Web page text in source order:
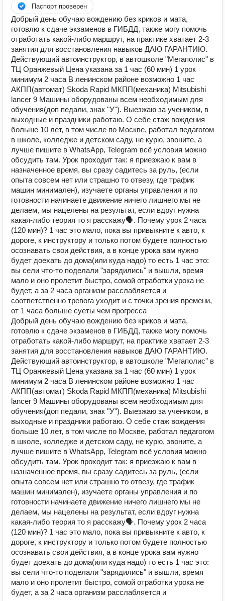
Паспорт проверен
Добрый день обучаю вождению без криков и мата,
готовлю к сдаче экзаменов в ГИБДД, также могу помочь
отработать какой-либо маршрут, на практике хватает 2-3
занятия для восстановления навыков ДАЮ ГАРАНТИЮ.
Действующий автоинструктор, в автошколе "Мегаполис" в
ТЦ Оранжевый Цена указана за 1 час (60 мин) 1 урок
минимум 2 часа В ленинском районе возможно 1 час
АКПП(автомат) Skoda Rapid МКПП(механика) Mitsubishi
lancer 9 Машины оборудованы всем необходимым для
обучения(доп педали, знак "У"). Выезжаю за учеником, в
выходные и праздники работаю. О себе стаж вождения
больше 10 лет, в том числе по Москве, работал педагогом
в школе, колледже и детском саду, не курю, звоните, а
лучше пишите в WhatsApp, Telegram всё условия можно
обсудить там. Урок проходит так: я приезжаю к вам в
назначенное время, вы сразу садитесь за руль, (если
опыта совсем нет или страшно то отвезу, где трафик
машин минимален), изучаете органы управления и по
готовности начинаете движение ничего лишнего мы не
делаем, мы нацелены на результат, если вдруг нужна
какая-либо теория то я расскажу🗣. Почему урок 2 часа
(120 мин)? 1 час это мало, пока вы привыкните к авто, к
дороге, к инструктору и только потом будете полностью
осознавать свои действия, а в конце урока вам нужно
будет доехать до дома(или куда надо) то есть 1 час это:
вы сели что-то поделали "зарядились" и вышли, время
мало и оно пролетит быстро, сомой отработки урока не
будет, а за 2 часа организм расслабляется и
соответственно тревога уходит и с точки зрения времени,
от 1 часа больше суеты чем прогресса
Добрый день обучаю вождению без криков и мата,
готовлю к сдаче экзаменов в ГИБДД, также могу помочь
отработать какой-либо маршрут, на практике хватает 2-3
занятия для восстановления навыков ДАЮ ГАРАНТИЮ.
Действующий автоинструктор, в автошколе "Мегаполис" в
ТЦ Оранжевый Цена указана за 1 час (60 мин) 1 урок
минимум 2 часа В ленинском районе возможно 1 час
АКПП(автомат) Skoda Rapid МКПП(механика) Mitsubishi
lancer 9 Машины оборудованы всем необходимым для
обучения(доп педали, знак "У"). Выезжаю за учеником, в
выходные и праздники работаю. О себе стаж вождения
больше 10 лет, в том числе по Москве, работал педагогом
в школе, колледже и детском саду, не курю, звоните, а
лучше пишите в WhatsApp, Telegram всё условия можно
обсудить там. Урок проходит так: я приезжаю к вам в
назначенное время, вы сразу садитесь за руль, (если
опыта совсем нет или страшно то отвезу, где трафик
машин минимален), изучаете органы управления и по
готовности начинаете движение ничего лишнего мы не
делаем, мы нацелены на результат, если вдруг нужна
какая-либо теория то я расскажу🗣. Почему урок 2 часа
(120 мин)? 1 час это мало, пока вы привыкните к авто, к
дороге, к инструктору и только потом будете полностью
осознавать свои действия, а в конце урока вам нужно
будет доехать до дома(или куда надо) то есть 1 час это:
вы сели что-то поделали "зарядились" и вышли, время
мало и оно пролетит быстро, сомой отработки урока не
будет, а за 2 часа организм расслабляется и